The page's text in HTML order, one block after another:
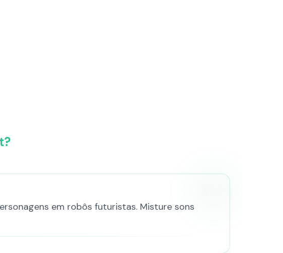
em robôs futuristas. Misture sons